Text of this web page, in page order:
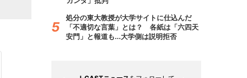
処分の東大教授が大学サイトに仕込んだ
「不適切な言葉」とは？ 各紙は「六四天
安門」と報道も...大学側は説明拒否